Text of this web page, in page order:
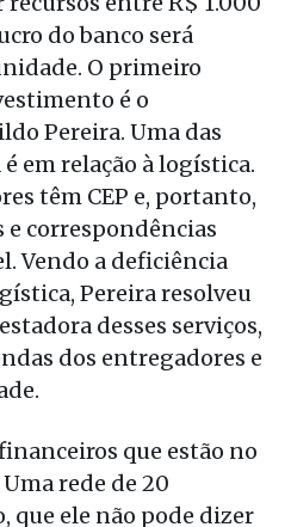
do banco será
O primeiro
é o
Pereira. Uma das
em relação à logística.
têm CEP e, portanto,
correspondências
Vendo a deficiência
Pereira resolveu
desses serviços,
dos entregadores e
que estão no
rede de 20
que ele não pode dizer